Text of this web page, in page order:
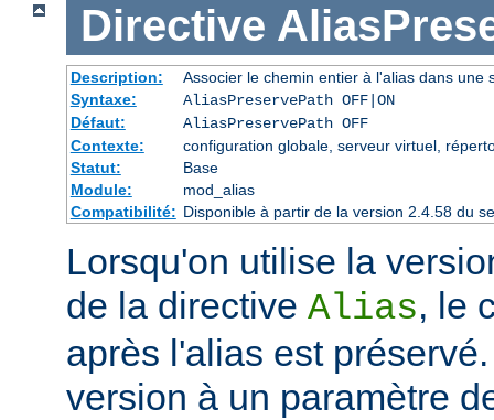
Directive
Description:
Associer le chemin entier à l'alias dans une
Syntaxe:
AliasPreservePath OFF|ON
Défaut:
AliasPreservePath OFF
Contexte:
configuration globale, serveur virtuel,
Statut:
Base
Module:
mod_alias
Compatibilité: Disponible à partir de la version 2.4.58 du
Lorsqu'on utilise la
de la directive Alias, le
après l'alias est
version à un paramètre